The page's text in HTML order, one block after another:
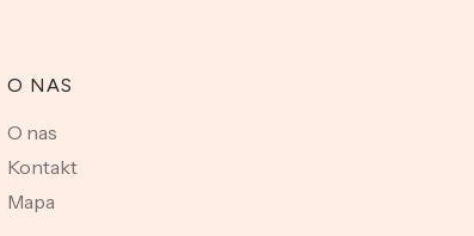
O NAS
O nas
Kontakt
Mapa